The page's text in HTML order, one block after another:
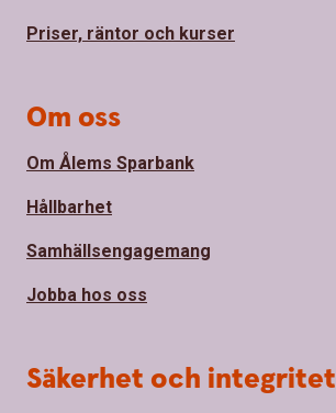
Priser, räntor och kurser
Om oss
Om Ålems Sparbank
Hållbarhet
Samhällsengagemang
Jobba hos oss
Säkerhet och integritet